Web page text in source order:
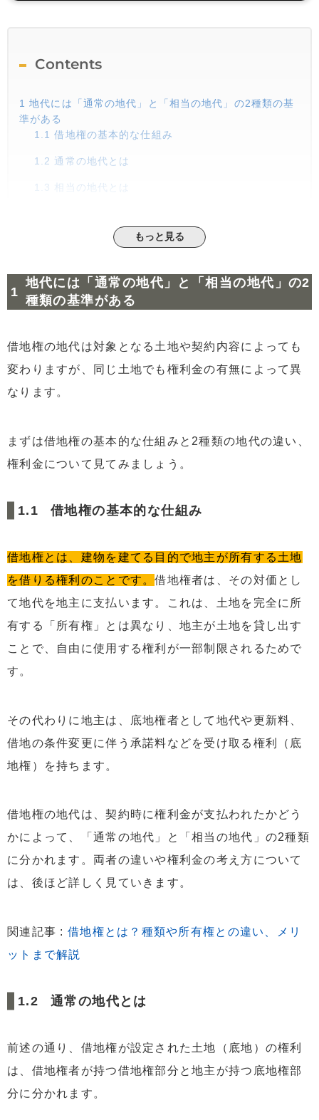
Contents
1 地代には「通常の地代」と「相当の地代」の2種類の基
準がある
1.1 借地権の基本的な仕組み
1.2 通常の地代とは
1.3 相当の地代とは
借地権の月々の地代の計算方法と具体例
2.2相当の地代の計算例
3借地権の月々の地代の支払い方で相続税額も変わる
4.1更地価格を基準とした方法
4.2公租公課倍率法
5.3専門家に評価してもらう
6借地権の月々の地代を値上げ・値下げする方法はある？
6.2地代改定の合意が得られないときの対処法
7まとめ
もっと見る
地代には「通常の地代」と「相当の地代」の2
種類の基準がある
借地権の地代は対象となる土地や契約内容によっても
変わりますが、同じ土地でも権利金の有無によって異
なります。
まずは借地権の基本的な仕組みと2種類の地代の違い、
権利金について見てみましょう。
借地権の基本的な仕組み
借地権とは、建物を建てる目的で地主が所有する土地
を借りる権利のことです。借地権者は、その対価とし
て地代を地主に支払います。これは、土地を完全に所
有する「所有権」とは異なり、地主が土地を貸し出す
ことで、自由に使用する権利が一部制限されるためで
す。
その代わりに地主は、底地権者として地代や更新料、
借地の条件変更に伴う承諾料などを受け取る権利（底
地権）を持ちます。
借地権の地代は、契約時に権利金が支払われたかどう
かによって、「通常の地代」と「相当の地代」の2種類
に分かれます。両者の違いや権利金の考え方について
は、後ほど詳しく見ていきます。
関連記事 : 借地権とは？種類や所有権との違い、メリ
ットまで解説
通常の地代とは
前述の通り、借地権が設定された土地（底地）の権利
は、借地権者が持つ借地権部分と地主が持つ底地権部
分に分かれます。